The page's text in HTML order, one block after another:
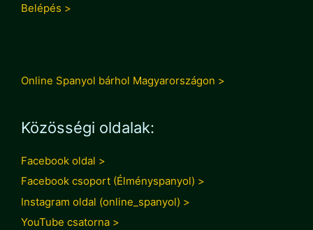
Belépés >
Online Spanyol bárhol Magyarországon >
Közösségi oldalak:
Facebook oldal >
Facebook csoport (Élményspanyol) >
Instagram oldal (online_spanyol) >
YouTube csatorna >